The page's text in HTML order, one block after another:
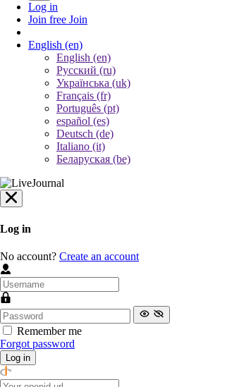
Log in
Join free Join
English (en)
English (en)
Русский (ru)
Українська (uk)
Français (fr)
Português (pt)
español (es)
Deutsch (de)
Italiano (it)
Беларуская (be)
Log in
No account? Create an account
Remember me
Forgot password
Log in